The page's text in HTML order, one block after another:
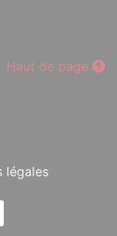
Haut de page
légales